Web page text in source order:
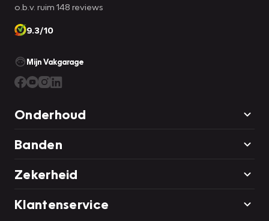
o.b.v. ruim 148 reviews
9.3/10
Mijn Vakgarage
Onderhoud
Banden
Zekerheid
Klantenservice